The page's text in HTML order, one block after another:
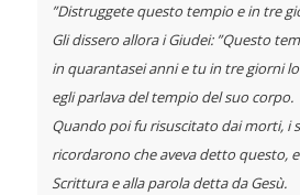
”Distruggete questo tempio e in tre
Gli dissero allora i Giudei: ”Questo
in quarantasei anni e tu in tre giorni
egli parlava del tempio del suo corpo.
Quando poi fu risuscitato dai morti, i
ricordarono che aveva detto questo,
Scrittura e alla parola detta da Gesù.